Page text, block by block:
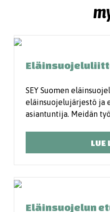
SEY Suomen
eläinsuojelujärjestö ja
asiantuntija. Meidän
LUE
Eläinsuojelun